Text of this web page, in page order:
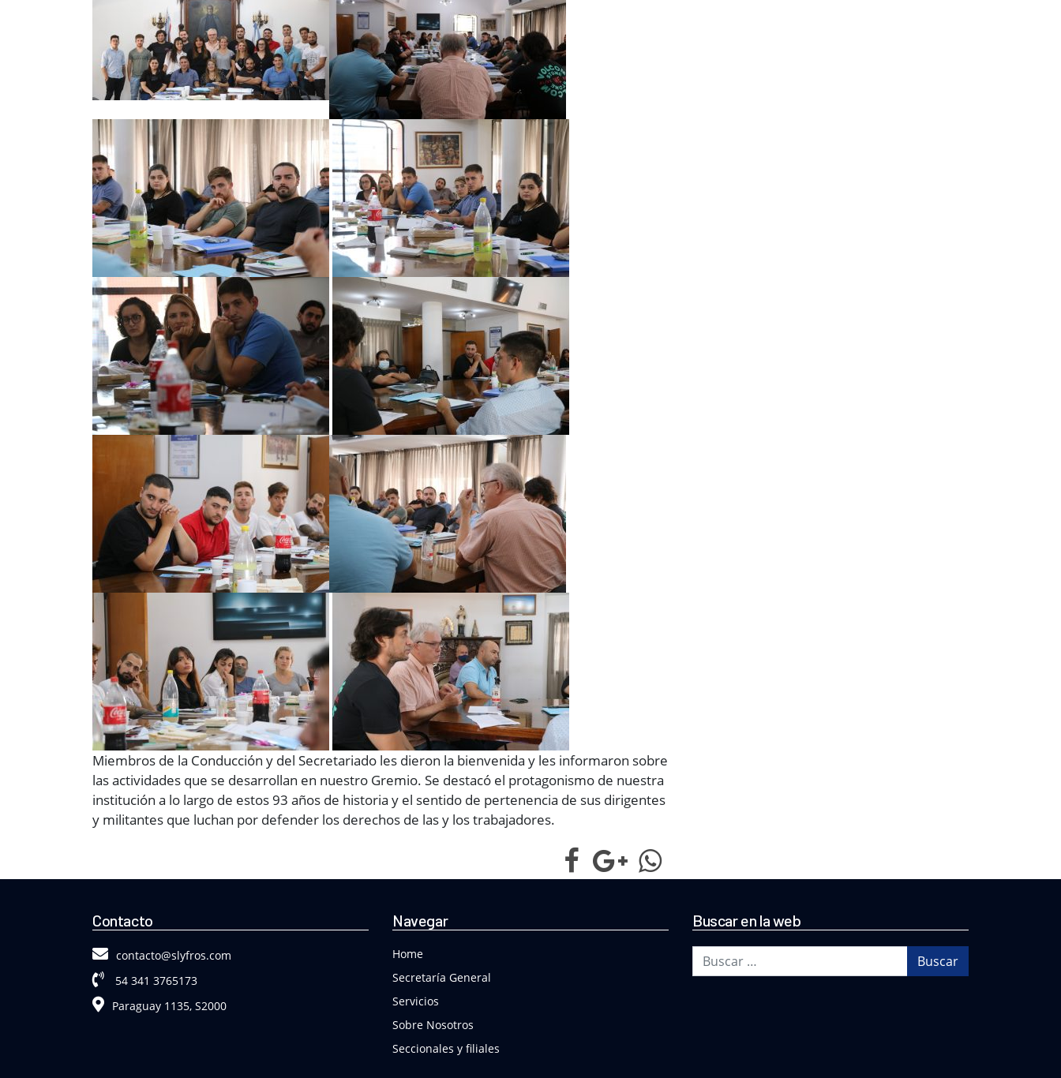
Miembros de la Conducción y del Secretariado les dieron la bienvenida y les informaron sobre
las actividades que se desarrollan en nuestro Gremio. Se destacó el protagonismo de nuestra
institución a lo largo de estos 93 años de historia y el sentido de pertenencia de sus dirigentes
y militantes que luchan por defender los derechos de las y los trabajadores.
Contacto
contacto@slyfros.com
54 341 3765173
Paraguay 1135, S2000
Navegar
Home
Secretaría General
Servicios
Sobre Nosotros
Seccionales y filiales
Buscar en la web